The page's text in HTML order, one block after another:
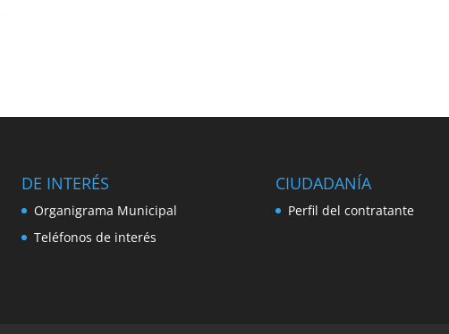
DE INTERÉS
Organigrama Municipal
Teléfonos de interés
CIUDADANÍA
Perfil del contratante